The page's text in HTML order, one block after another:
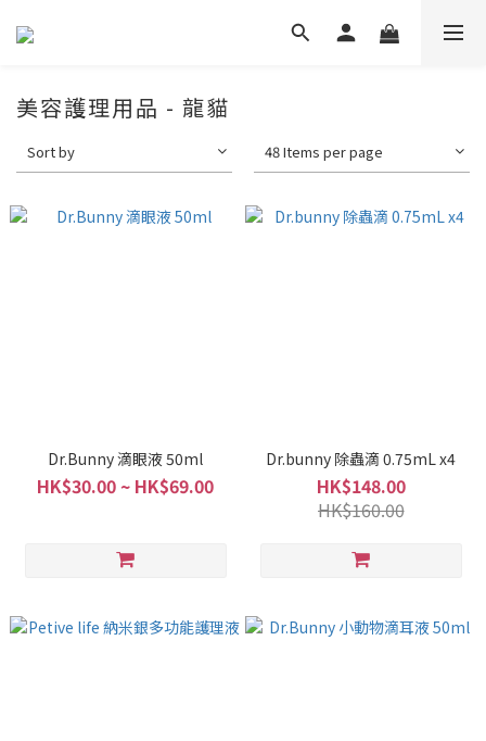
美容護理用品 - 龍貓
Sort by 48 Items per page
Dr.Bunny 滴眼液 50ml
HK$30.00 ~ HK$69.00
Dr.bunny 除蟲滴 0.75mL x4
HK$148.00
HK$160.00